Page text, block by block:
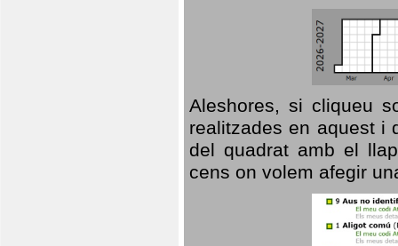
Aleshores, si cliqueu
realitzades en aquest i
del quadrat amb el
cens on volem afegir